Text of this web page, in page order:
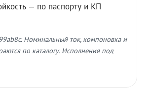
— по паспорту и КП
Номинальный ток, компоновка и
по каталогу. Исполнения под